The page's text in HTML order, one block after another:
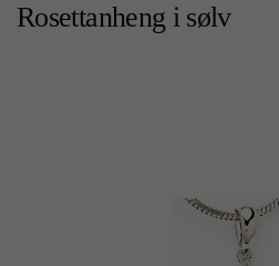
Rosettanheng i sølv